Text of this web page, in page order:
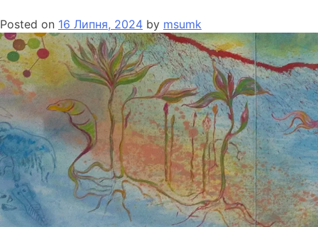
Posted on 16 Липня, 2024 by msumk